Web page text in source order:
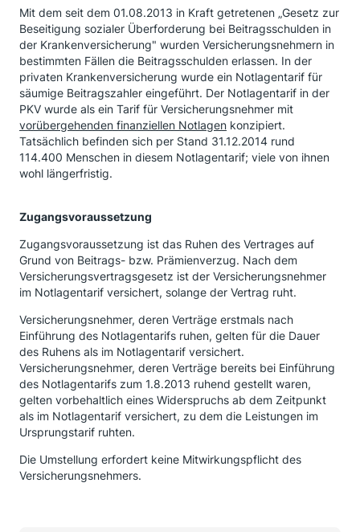
Mit dem seit dem 01.08.2013 in Kraft getretenen „Gesetz zur
Beseitigung sozialer Überforderung bei Beitragsschulden in
der Krankenversicherung" wurden Versicherungsnehmern in
bestimmten Fällen die Beitragsschulden erlassen. In der
privaten Krankenversicherung wurde ein Notlagentarif für
säumige Beitragszahler eingeführt. Der Notlagentarif in der
PKV wurde als ein Tarif für Versicherungsnehmer mit
vorübergehenden finanziellen Notlagen konzipiert.
Tatsächlich befinden sich per Stand 31.12.2014 rund
114.400 Menschen in diesem Notlagentarif; viele von ihnen
wohl längerfristig.
Zugangsvoraussetzung
Zugangsvoraussetzung ist das Ruhen des Vertrages auf
Grund von Beitrags- bzw. Prämienverzug. Nach dem
Versicherungsvertragsgesetz ist der Versicherungsnehmer
im Notlagentarif versichert, solange der Vertrag ruht.
Versicherungsnehmer, deren Verträge erstmals nach
Einführung des Notlagentarifs ruhen, gelten für die Dauer
des Ruhens als im Notlagentarif versichert.
Versicherungsnehmer, deren Verträge bereits bei Einführung
des Notlagentarifs zum 1.8.2013 ruhend gestellt waren,
gelten vorbehaltlich eines Widerspruchs ab dem Zeitpunkt
als im Notlagentarif versichert, zu dem die Leistungen im
Ursprungstarif ruhten.
Die Umstellung erfordert keine Mitwirkungspflicht des
Versicherungsnehmers.